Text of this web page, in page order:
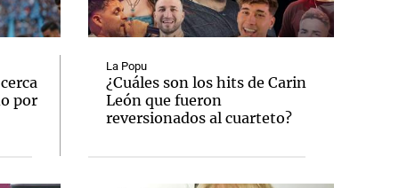
por
La Popu
¿Cuáles son los hits de Carin
León que fueron
reversionados al cuarteto?
Notas